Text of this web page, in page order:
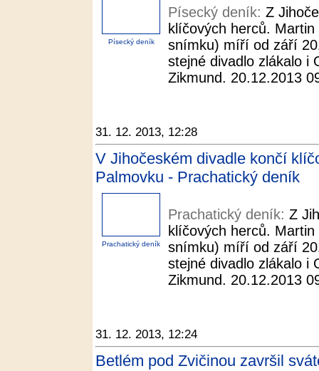
Písecký deník
Písecký deník: Z
klíčových herců.
snímku) míří od září
stejné divadlo zlákalo i
Zikmund. 20.12.2013
31. 12. 2013, 12:28
V Jihočeském divadle končí
Palmovku - Prachatický deník
Prachatický deník
Prachatický deník: Z
klíčových herců.
snímku) míří od září
stejné divadlo zlákalo i
Zikmund. 20.12.2013
31. 12. 2013, 12:24
Betlém pod Zvičinou završil